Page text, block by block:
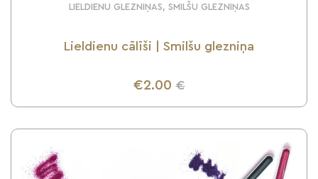
LIELDIENU GLEZNIŅAS, SMILŠU GLEZNIŅAS
Lieldienu cālīši | Smilšu glezniņa
€2.00 €
UZZINI VAIRĀK